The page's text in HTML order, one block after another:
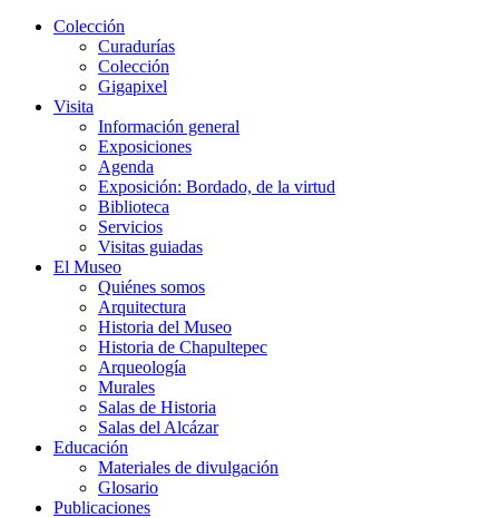
Colección
Curadurías
Colección
Gigapixel
Visita
Información general
Exposiciones
Agenda
Exposición: Bordado, de la virtud
Biblioteca
Servicios
Visitas guiadas
El Museo
Quiénes somos
Arquitectura
Historia del Museo
Historia de Chapultepec
Arqueología
Murales
Salas de Historia
Salas del Alcázar
Educación
Materiales de divulgación
Glosario
Publicaciones